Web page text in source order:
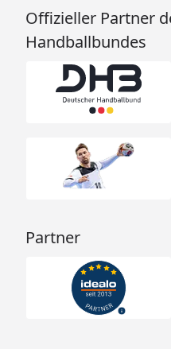
Offizieller Partner
Handballbundes
Partner